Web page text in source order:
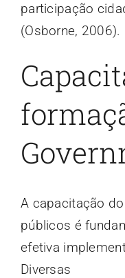
participação
(Osborne, 2006).
A capacitação
públicos é
efetiva
Diversas